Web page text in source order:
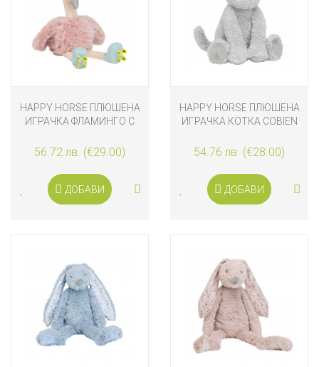
HAPPY HORSE ПЛЮШЕНА
ИГРАЧКА ФЛАМИНГО С
42 СМ
56.72 лв. (€29.00)
ДОБАВИ
HAPPY HORSE ПЛЮШЕНА
ИГРАЧКА КОТКА COBIEN
54.76 лв. (€28.00)
ДОБАВИ